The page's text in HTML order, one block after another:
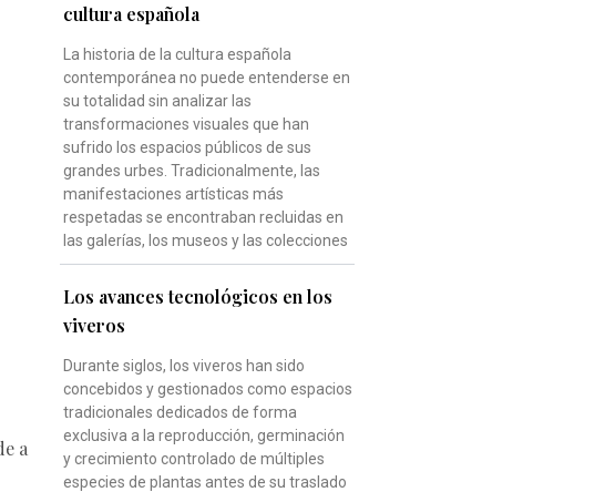
a
cultura española
La historia de la cultura española
contemporánea no puede entenderse en
su totalidad sin analizar las
transformaciones visuales que han
sufrido los espacios públicos de sus
grandes urbes. Tradicionalmente, las
manifestaciones artísticas más
respetadas se encontraban recluidas en
las galerías, los museos y las colecciones
Los avances tecnológicos en los
viveros
Durante siglos, los viveros han sido
concebidos y gestionados como espacios
tradicionales dedicados de forma
exclusiva a la reproducción, germinación
y crecimiento controlado de múltiples
especies de plantas antes de su traslado